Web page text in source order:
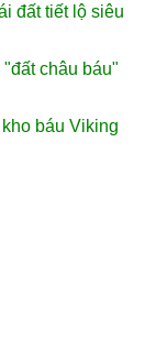
đất tiết lộ siêu
châu báu"
báu Viking